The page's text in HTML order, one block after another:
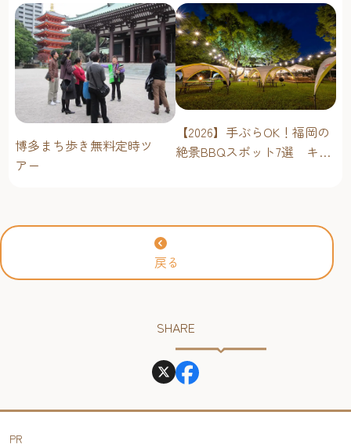
博多まち歩き無料定時ツ
アー
【2026】手ぶらOK！福岡の
絶景BBQスポット7選 キャ
戻る
SHARE
PR